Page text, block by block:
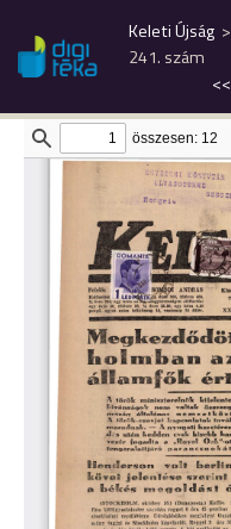
Keleti Újság
241. szám
<<